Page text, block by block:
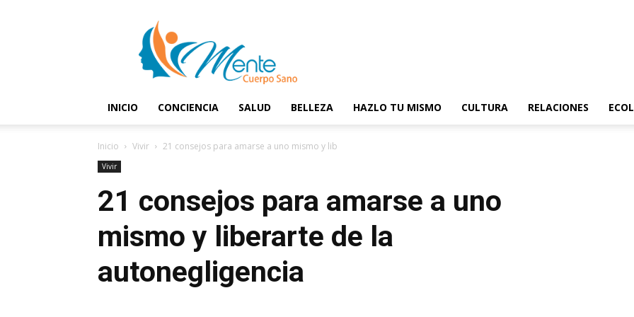
Cuerpo
Sano
INICIO CONCIENCIA SALUD BELLEZA HAZLO TU MISMO CULTURA RELACIONES
Inicio Vivir 21 consejos para amarse a uno mismo y liberarte de la autonegligencia
Vivir
21 consejos para amarse a uno
mismo y liberarte de la
autonegligencia